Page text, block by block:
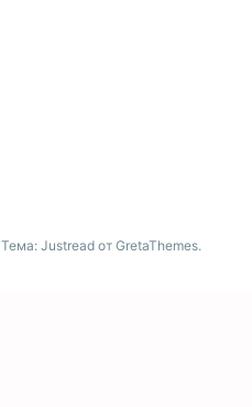
Тема: Justread от GretaThemes.